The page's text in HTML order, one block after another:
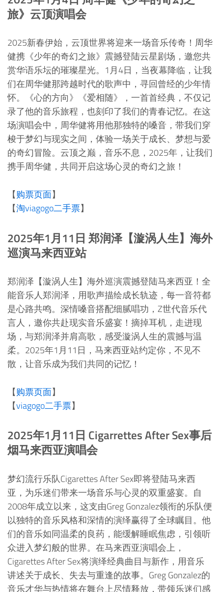
旅》云顶演唱会
2025新春伊始，云顶世界将迎来一场音乐传奇！周华
健携《少年的奇幻之旅》震撼登陆云星剧场，邀您共
赏华语乐坛的璀璨星光。1月4日，当夜幕降临，让我
们在周华健那跨越时代的歌声中，寻回曾经的少年情
怀。《心的方向》《爱相随》，一首首经典，不仅记
录了他的音乐旅程，也刻印了我们的青春记忆。在这
场演唱会中，周华健将用他那独特的嗓音，带我们穿
梭于梦幻与现实之间，体验一场关于成长、梦想与爱
的奇幻冒险。云顶之巅，音乐不息，2025年，让我们
携手周华健，共同开启这场心灵的奇幻之旅！
【购票页面】
【淘viagogo二手票】
2025年1月11日 郑润泽【漩涡人生】海外
巡演马来西亚站
郑润泽【漩涡人生】海外巡演震撼登陆马来西亚！全
能音乐人郑润泽，用歌声描绘成长轨迹，每一音符都
是心路共鸣。深情嗓音搭配细腻唱功，Z世代音乐代
言人，邀你共赴现实音乐盛宴！摘掉耳机，走进现
场，与郑润泽并肩高歌，感受漩涡人生的震撼与温
柔。2025年1月11日，马来西亚站约定你，不见不
散，让音乐成为我们共同的记忆！
【购票页面】
【viagogo二手票】
2025年1月11日 Cigarrettes After Sex事后
烟马来西亚演唱会
梦幻流行乐队Cigarettes After Sex即将登陆马来西
亚，为乐迷们带来一场音乐与心灵的双重盛宴。自
2008年成立以来，这支由Greg Gonzalez领衔的乐队便
以独特的音乐风格和深情的演绎赢得了全球瞩目。他
们的音乐如同温柔的良药，能缓解睡眠焦虑，引领听
众进入梦幻般的世界。在马来西亚演唱会上，
Cigarettes After Sex将演绎经典曲目与新作，用音乐
讲述关于成长、失去与重逢的故事。Greg Gonzalez的
音乐才华与热情将在舞台上尽情释放，带领乐迷们感